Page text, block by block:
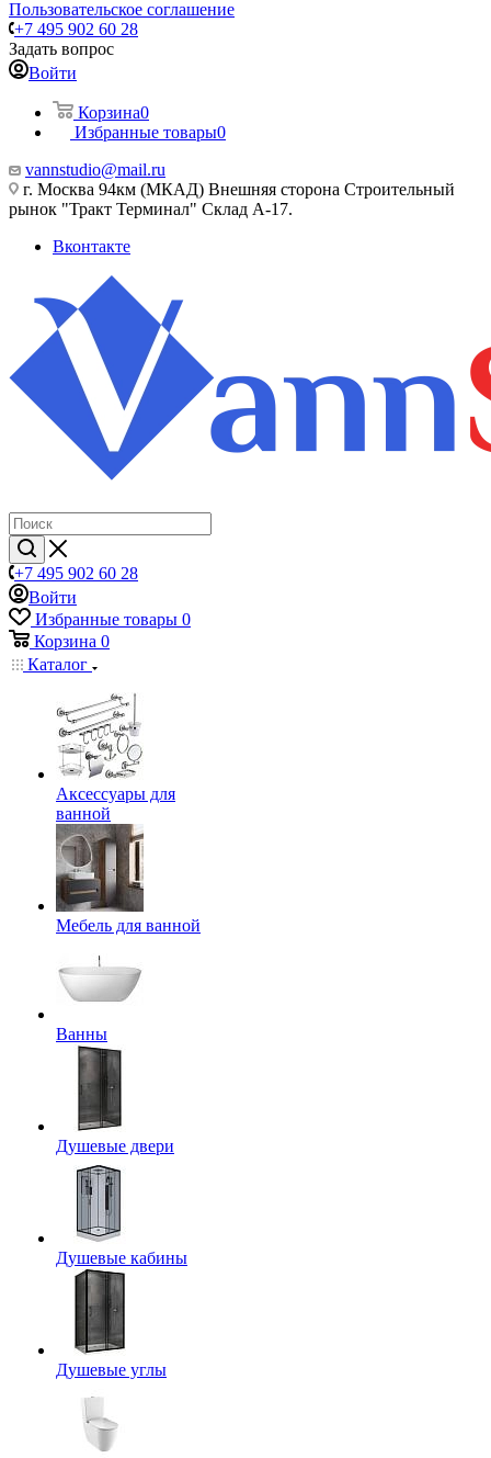
Пользовательское соглашение
+7 495 902 60 28
Задать вопрос
Войти
Корзина0
Избранные товары0
vannstudio@mail.ru
г. Москва 94км (МКАД) Внешняя сторона Строительный
рынок "Тракт Терминал" Склад А-17.
Вконтакте
+7 495 902 60 28
Войти
Избранные товары 0
Корзина 0
Каталог
Аксессуары для
ванной
Мебель для ванной
Ванны
Душевые двери
Душевые кабины
Душевые углы